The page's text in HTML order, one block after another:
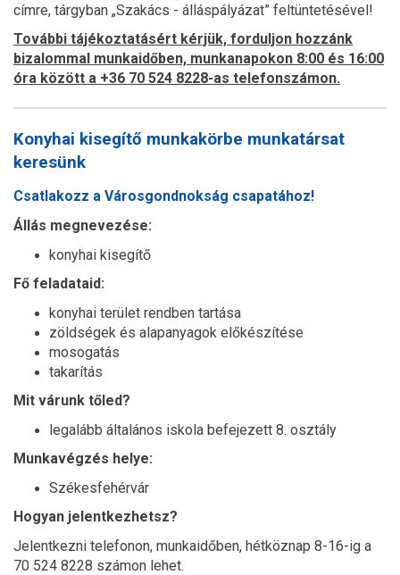
címre, tárgyban „Szakács - álláspályázat” feltüntetésével!
További tájékoztatásért kérjük, forduljon hozzánk
bizalommal munkaidőben, munkanapokon 8:00 és 16:00
óra között a +36 70 524 8228-as telefonszámon.
Konyhai kisegítő munkakörbe munkatársat
keresünk
Csatlakozz a Városgondnokság csapatához!
Állás megnevezése:
konyhai kisegítő
Fő feladataid:
konyhai terület rendben tartása
zöldségek és alapanyagok előkészítése
mosogatás
takarítás
Mit várunk tőled?
legalább általános iskola befejezett 8. osztály
Munkavégzés helye:
Székesfehérvár
Hogyan jelentkezhetsz?
Jelentkezni telefonon, munkaidőben, hétköznap 8-16-ig a
70 524 8228 számon lehet.